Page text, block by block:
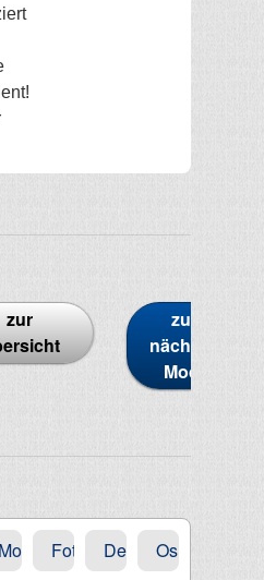
zur
zum
nächsten
Model
MotorradFotografieDenk-Mal
Osho